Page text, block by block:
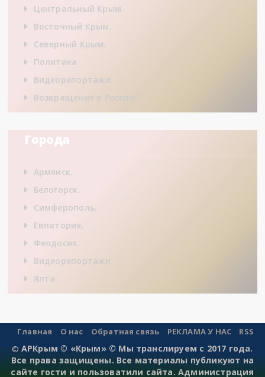
Центральный Крым.
Восточный Крым.
Северный Крым.
Политика
Видеорепортажи
Возвращение в Россию.
Города
Армянск.
Белогорск.
Симферополь.
Евпатория.
Феодосия.
Видеорепортажи
Ялта.
Главная О нас Обратная связь РЕКЛАМА У НАС
RSS
© АРКрым © «Крым» © Мы транслируем с 2017 года.
Все права защищены. Все материалы публикуют на
сайте гости и пользоватили сайта. Администрация